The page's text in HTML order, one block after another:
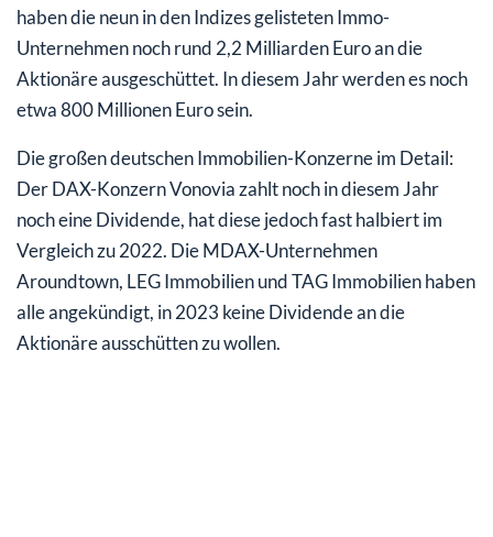
haben die neun in den Indizes gelisteten Immo-
Unternehmen noch rund 2,2 Milliarden Euro an die
Aktionäre ausgeschüttet. In diesem Jahr werden es noch
etwa 800 Millionen Euro sein.
Die großen deutschen Immobilien-Konzerne im Detail:
Der DAX-Konzern Vonovia zahlt noch in diesem Jahr
noch eine Dividende, hat diese jedoch fast halbiert im
Vergleich zu 2022. Die MDAX-Unternehmen
Aroundtown, LEG Immobilien und TAG Immobilien haben
alle angekündigt, in 2023 keine Dividende an die
Aktionäre ausschütten zu wollen.